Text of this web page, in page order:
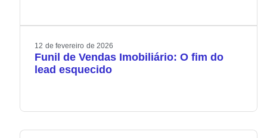
12 de fevereiro de 2026
Funil de Vendas Imobiliário: O fim do
lead esquecido